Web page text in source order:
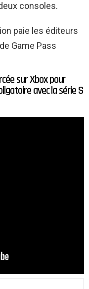
consoles.
paie les éditeurs
Game Pass
sur Xbox pour
avec la série S